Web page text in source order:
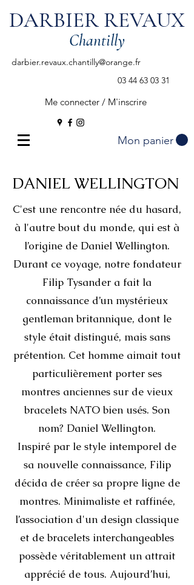
DARBIER REVAUX
Chantilly
darbier.revaux.chantilly@orange.fr
03 44 63 03 31
Me connecter / M'inscrire
Mon panier
DANIEL WELLINGTON
C'est une rencontre née du hasard,
à l'autre bout du monde, qui est à
l’origine de Daniel Wellington.
Durant ce voyage, notre fondateur
Filip Tysander a fait la
connaissance d’un mystérieux
gentleman britannique, dont le
style était distingué, mais sans
prétention. Cet homme aimait tout
particulièrement porter ses
montres anciennes sur de vieux
bracelets NATO bien usés. Son
nom? Daniel Wellington.
Inspiré par le style intemporel de
sa nouvelle connaissance, Filip
décida de créer sa propre ligne de
montres. Minimaliste et raffinée,
l’association d'un design classique
et de bracelets interchangeables
possède véritablement un attrait
apprécié de tous. Aujourd’hui,